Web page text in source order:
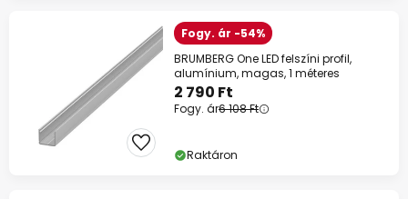
Fogy. ár -54%
BRUMBERG One LED felszíni profil,
alumínium, magas, 1 méteres
2 790 Ft
Fogy. ár6 108 Ft
Raktáron